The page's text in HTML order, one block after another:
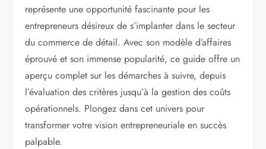
représente une opportunité fascinante pour les
entrepreneurs désireux de s’implanter dans le secteur
du commerce de détail. Avec son modèle d’affaires
éprouvé et son immense popularité, ce guide offre un
aperçu complet sur les démarches à suivre, depuis
l’évaluation des critères jusqu’à la gestion des coûts
opérationnels. Plongez dans cet univers pour
transformer votre vision entrepreneuriale en succès
palpable.